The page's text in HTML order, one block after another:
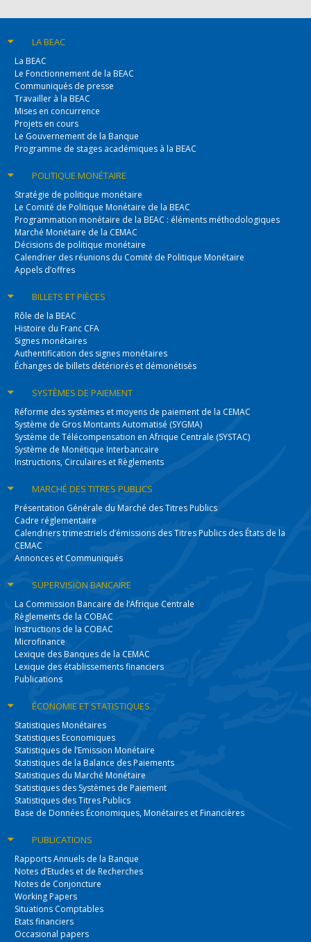
LA BEAC
La BEAC
Le Fonctionnement de la BEAC
Communiqués de presse
Travailler à la BEAC
Mises en concurrence
Projets en cours
Le Gouvernement de la Banque
Programme de stages académiques à la BEAC
POLITIQUEMONÉTAIRE
Stratégie de politique monétaire
Le Comité de Politique Monétaire de la BEAC
Programmation monétaire de la BEAC : éléments méthodologiques
Marché Monétaire de la CEMAC
Décisions de politique monétaire
Calendrier des réunions du Comité de Politique Monétaire
Appels d’offres
BILLETSET PIÈCES
Rôle de la BEAC
Histoire du Franc CFA
Signes monétaires
Authentification des signes monétaires
Échanges de billets détériorés et démonétisés
SYSTÈMESDE PAIEMENT
Réforme des systèmes et moyens de paiement de la CEMAC
Système de Gros Montants Automatisé (SYGMA)
Système de Télécompensation en Afrique Centrale (SYSTAC)
Système de Monétique Interbancaire
Instructions, Circulaires et Règlements
MARCHÉ DESTITRES PUBLICS
Présentation Générale du Marché des Titres Publics
Cadre réglementaire
Calendriers trimestriels d’émissions des Titres Publics des États de la
CEMAC
Annonces et Communiqués
SUPERVISIONBANCAIRE
La Commission Bancaire de l’Afrique Centrale
Règlements de la COBAC
Instructions de la COBAC
Microfinance
Lexique des Banques de la CEMAC
Lexique des établissements financiers
Publications
ÉCONOMIEET STATISTIQUES
Statistiques Monétaires
Statistiques Economiques
Statistiques de l’Emission Monétaire
Statistiques de la Balance des Paiements
Statistiques du Marché Monétaire
Statistiques des Systèmes de Paiement
Statistiques des Titres Publics
Base de Données Économiques, Monétaires et Financières
PUBLICATIONS
Rapports Annuels de la Banque
Notes d’Etudes et de Recherches
Notes de Conjoncture
Working Papers
Situations Comptables
Etats financiers
Occasional papers